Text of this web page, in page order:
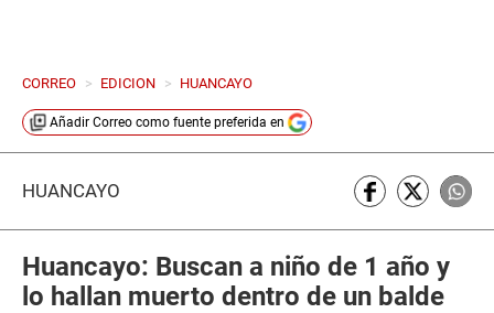
CORREO > EDICION > HUANCAYO
Añadir Correo como fuente preferida en
HUANCAYO
Huancayo: Buscan a niño de 1 año y
lo hallan muerto dentro de un balde